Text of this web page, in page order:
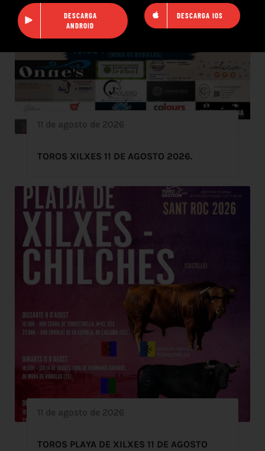
11 de agosto de 2026
TOROS XILXES 11 DE AGOSTO 2026.
11 de agosto de 2026
TOROS PLAYA DE XILXES 11 DE AGOSTO
DESCARGA
ANDROID
DESCARGA IOS